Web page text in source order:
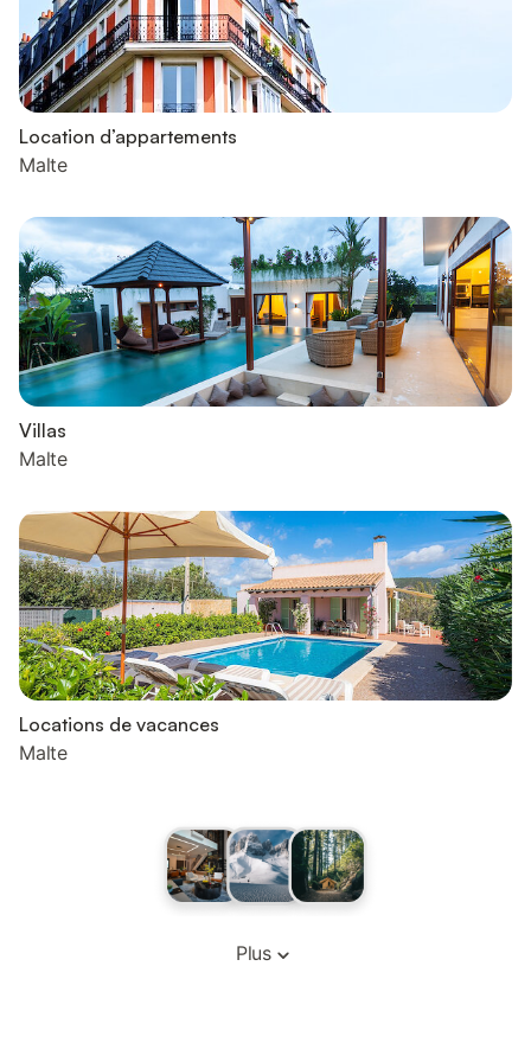
Location d’appartements
Malte
Villas
Malte
Locations de vacances
Malte
Plus